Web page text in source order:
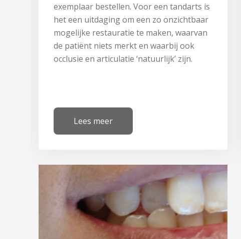
exemplaar bestellen. Voor een tandarts is
het een uitdaging om een zo onzichtbaar
mogelijke restauratie te maken, waarvan
de patiënt niets merkt en waarbij ook
occlusie en articulatie ‘natuurlijk’ zijn.
Lees meer